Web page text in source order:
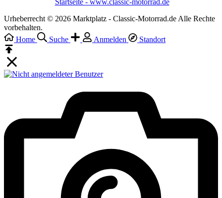
Startseite - www.classic-motorrad.de
Urheberrecht © 2026 Marktplatz - Classic-Motorrad.de Alle Rechte
vorbehalten.
Home
Suche Anmelden Standort